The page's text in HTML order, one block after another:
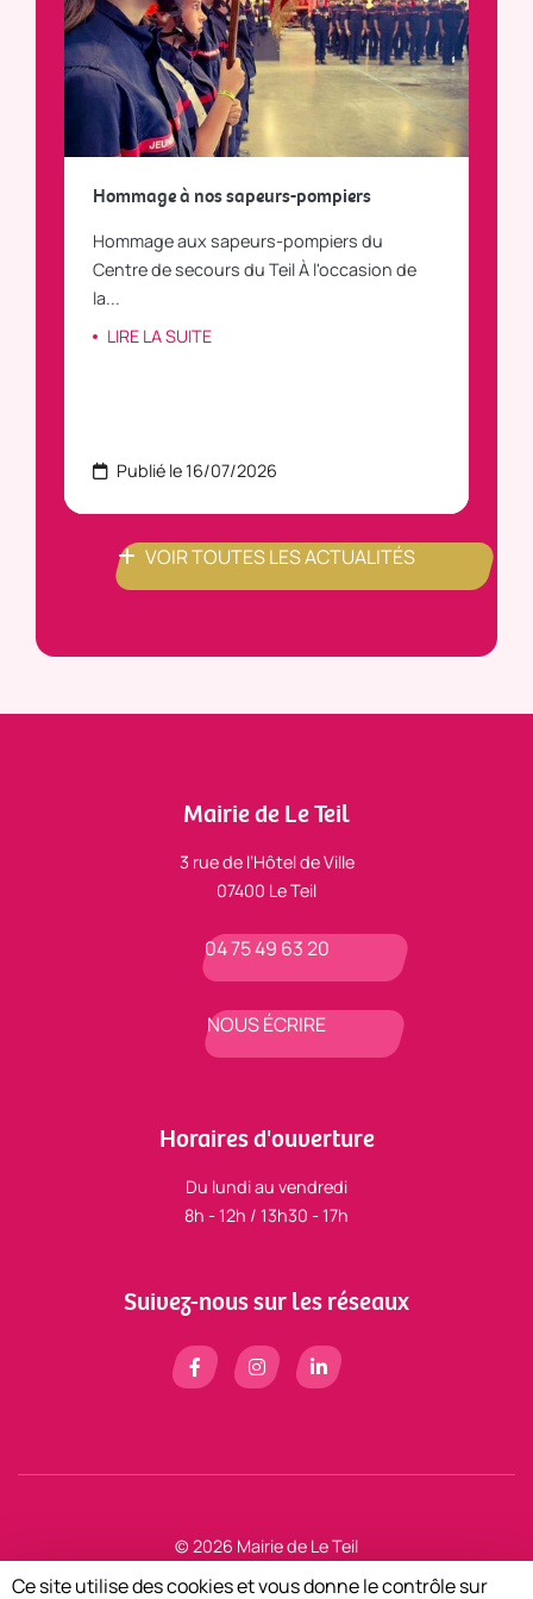
Hommage à nos sapeurs-pompiers
Hommage aux sapeurs-pompiers du
Centre de secours du Teil À l'occasion de
la...
LIRE LA SUITE
Publié le 16/07/2026
VOIR TOUTES LES ACTUALITÉS
Mairie de Le Teil
3 rue de l’Hôtel de Ville
07400 Le Teil
04 75 49 63 20
NOUS ÉCRIRE
Horaires d'ouverture
Du lundi au vendredi
8h - 12h / 13h30 - 17h
Suivez-nous sur les réseaux
© 2026 Mairie de Le Teil
Mentions légales
Ce site utilise des cookies et vous donne le contrôle sur